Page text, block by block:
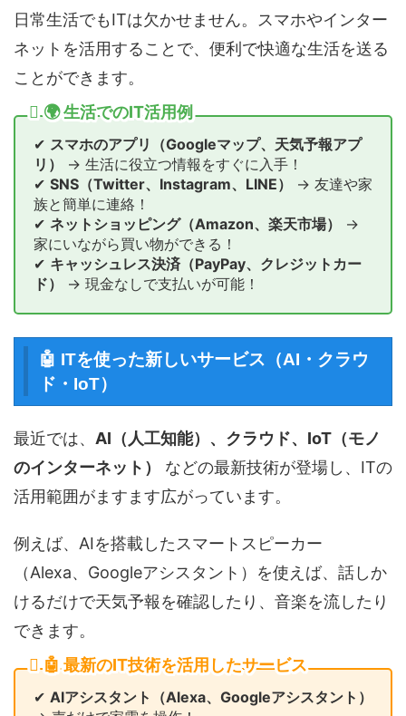
日常生活でもITは欠かせません。スマホやインター
ネットを活用することで、便利で快適な生活を送る
ことができます。
🌍 生活でのIT活用例
✔ スマホのアプリ（Googleマップ、天気予報アプ
リ）
→ 生活に役立つ情報をすぐに入手！
✔ SNS（Twitter、Instagram、LINE）
→ 友達や家
族と簡単に連絡！
✔ ネットショッピング（Amazon、楽天市場）
→
家にいながら買い物ができる！
✔ キャッシュレス決済（PayPay、クレジットカー
ド）
→ 現金なしで支払いが可能！
🤖 ITを使った新しいサービス（AI・クラウ
ド・IoT）
最近では、 AI（人工知能）、クラウド、IoT（モノ
のインターネット）
などの最新技術が登場し、ITの
活用範囲がますます広がっています。
例えば、AIを搭載したスマートスピーカー
（Alexa、Googleアシスタント）を使えば、話しか
けるだけで天気予報を確認したり、音楽を流したり
できます。
🤖 最新のIT技術を活用したサービス
✔ AIアシスタント（Alexa、Googleアシスタント）